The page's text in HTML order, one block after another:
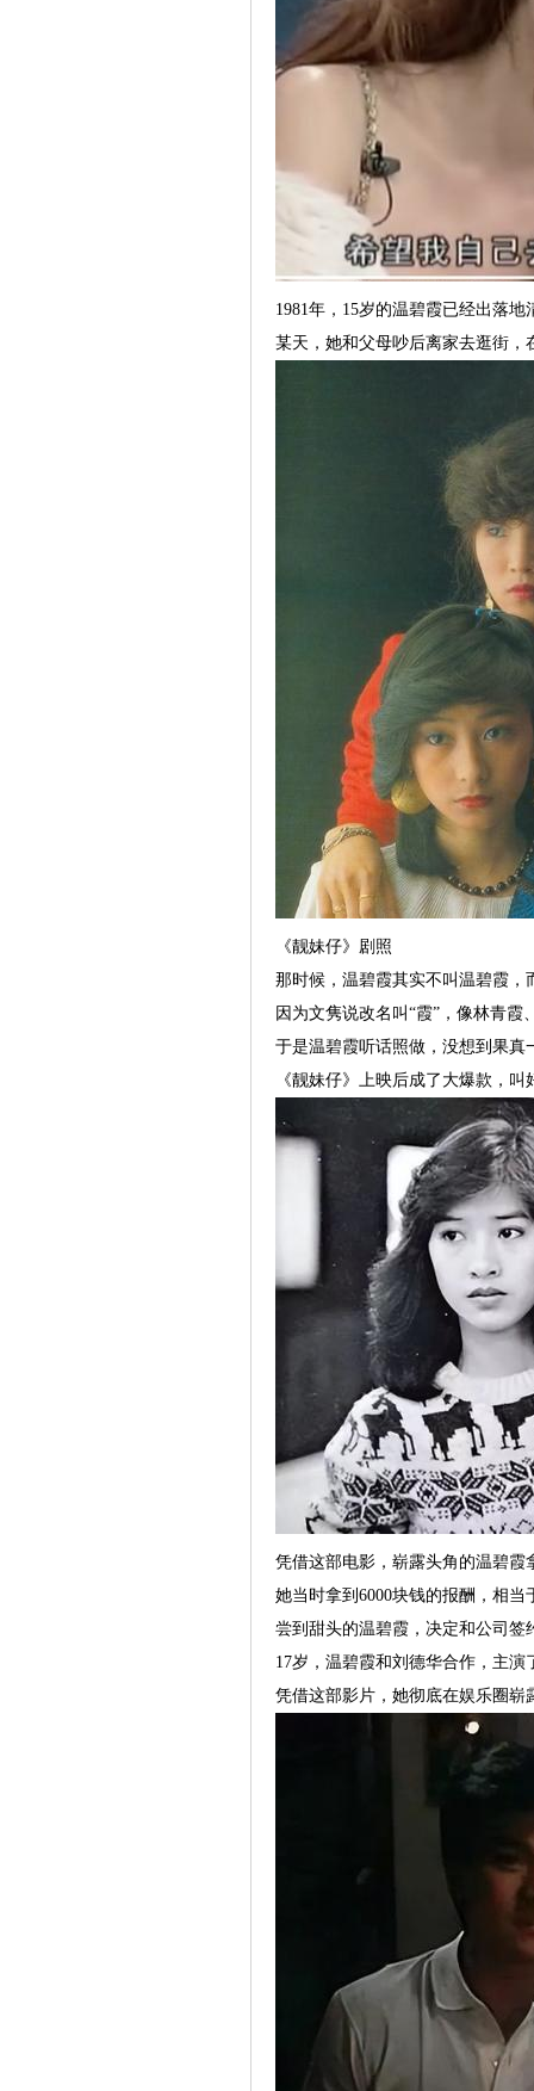
1981年，15岁的温碧霞已经出落地
某天，她和父母吵后离家去逛街
《靓妹仔》剧照
那时候，温碧霞其实不叫温碧霞，
因为文隽说改名叫“霞”，像林青霞
于是温碧霞听话照做，没想到果真
《靓妹仔》上映后成了大爆款，叫
凭借这部电影，崭露头角的温碧霞
她当时拿到6000块钱的报酬，相当
尝到甜头的温碧霞，决定和公司签
17岁，温碧霞和刘德华合作，主演
凭借这部影片，她彻底在娱乐圈崭